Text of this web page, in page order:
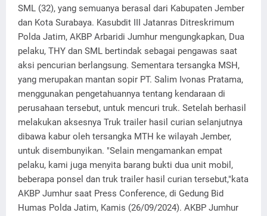
SML (32), yang semuanya berasal dari Kabupaten Jember
dan Kota Surabaya. Kasubdit III Jatanras Ditreskrimum
Polda Jatim, AKBP Arbaridi Jumhur mengungkapkan, Dua
pelaku, THY dan SML bertindak sebagai pengawas saat
aksi pencurian berlangsung. Sementara tersangka MSH,
yang merupakan mantan sopir PT. Salim Ivonas Pratama,
menggunakan pengetahuannya tentang kendaraan di
perusahaan tersebut, untuk mencuri truk. Setelah berhasil
melakukan aksesnya Truk trailer hasil curian selanjutnya
dibawa kabur oleh tersangka MTH ke wilayah Jember,
untuk disembunyikan. "Selain mengamankan empat
pelaku, kami juga menyita barang bukti dua unit mobil,
beberapa ponsel dan truk trailer hasil curian tersebut,"kata
AKBP Jumhur saat Press Conference, di Gedung Bid
Humas Polda Jatim, Kamis (26/09/2024). AKBP Jumhur